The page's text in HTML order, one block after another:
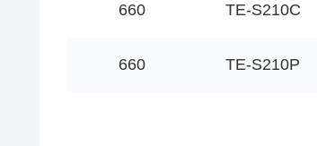
660 TE-S210C
660 TE-S210P